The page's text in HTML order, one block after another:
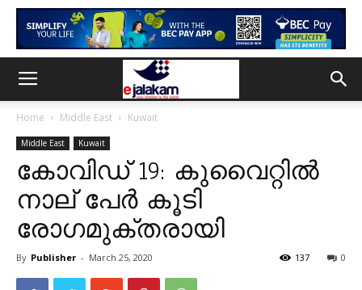
Home Middle East Kuwait
Middle East Kuwait
കോവിഡ് 19: കുവൈറ്റില്‍
നാല് പേർ കൂടി
രോഗമുക്തരായി
By Publisher - March 25, 2020 0
137